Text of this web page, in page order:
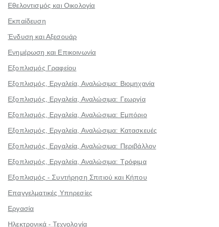
Εθελοντισμός και Οικολογία
Εκπαίδευση
Ένδυση και Αξεσουάρ
Ενημέρωση και Επικοινωνία
Εξοπλισμός Γραφείου
Εξοπλισμός, Εργαλεία, Αναλώσιμα: Βιομηχανία
Εξοπλισμός, Εργαλεία, Αναλώσιμα: Γεωργία
Εξοπλισμός, Εργαλεία, Αναλώσιμα: Εμπόριο
Εξοπλισμός, Εργαλεία, Αναλώσιμα: Κατασκευές
Εξοπλισμός, Εργαλεία, Αναλώσιμα: Περιβάλλον
Εξοπλισμός, Εργαλεία, Αναλώσιμα: Τρόφιμα
Εξοπλισμός - Συντήρηση Σπιτιού και Κήπου
Επαγγελματικές Υπηρεσίες
Εργασία
Ηλεκτρονικά - Τεχνολογία